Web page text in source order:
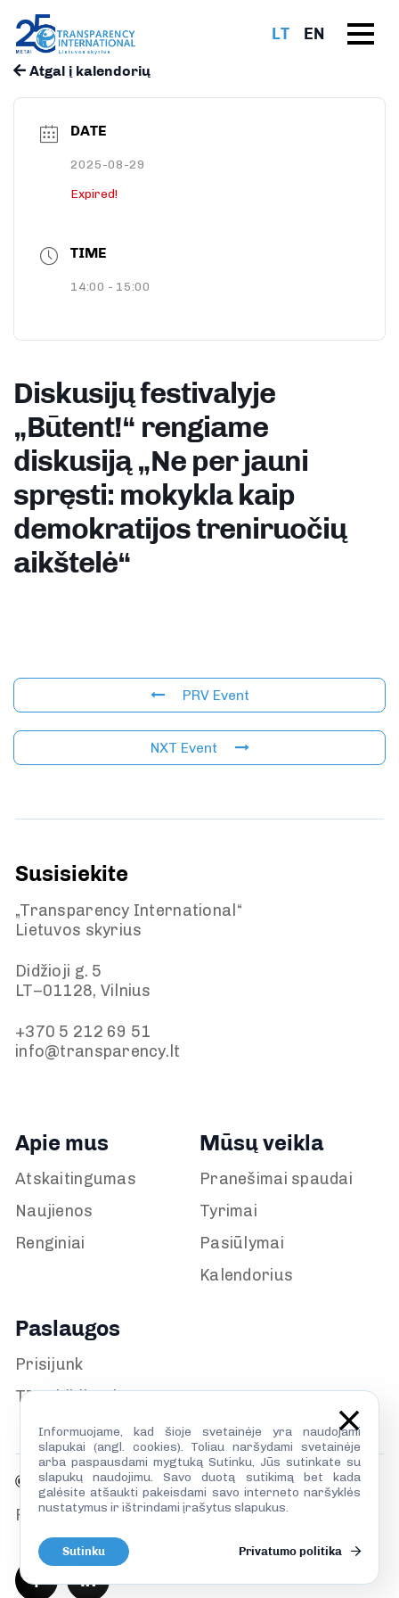
LT EN
Atgal į kalendorių
DATE
2025-08-29
Expired!
TIME
14:00 - 15:00
Diskusijų festivalyje
„Būtent!“ rengiame
diskusiją „Ne per jauni
spręsti: mokykla kaip
demokratijos treniruočių
aikštelė“
PRV Event
NXT Event
Susisiekite
„Transparency International“
Lietuvos skyrius
Didžioji g. 5
LT–01128, Vilnius
+370 5 212 69 51
info@transparency.lt
Apie mus
Atskaitingumas
Naujienos
Renginiai
Mūsų veikla
Pranešimai spaudai
Tyrimai
Pasiūlymai
Kalendorius
Paslaugos
Prisijunk
TILS biblioteka
© TILS 2026
Privatumo politika
Informuojame, kad šioje svetainėje yra naudojami
slapukai (angl. cookies). Toliau naršydami svetainėje
arba paspausdami mygtuką Sutinku, Jūs sutinkate su
slapukų naudojimu. Savo duotą sutikimą bet kada
galėsite atšaukti pakeisdami savo interneto naršyklės
nustatymus ir ištrindami įrašytus slapukus.
Sutinku Privatumo politika